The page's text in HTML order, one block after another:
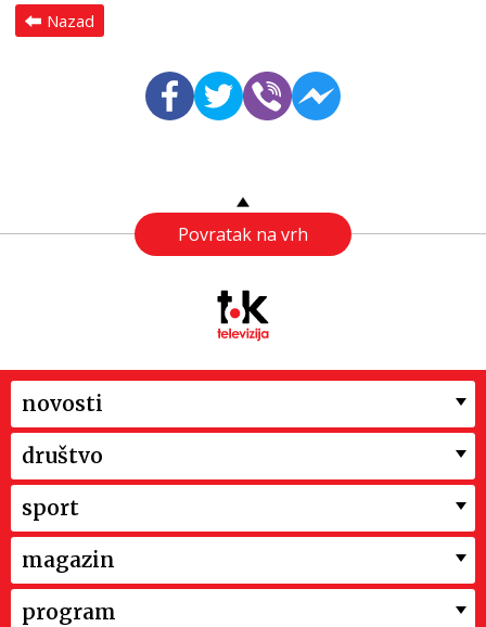
Nazad
Povratak na vrh
novosti
društvo
sport
magazin
program